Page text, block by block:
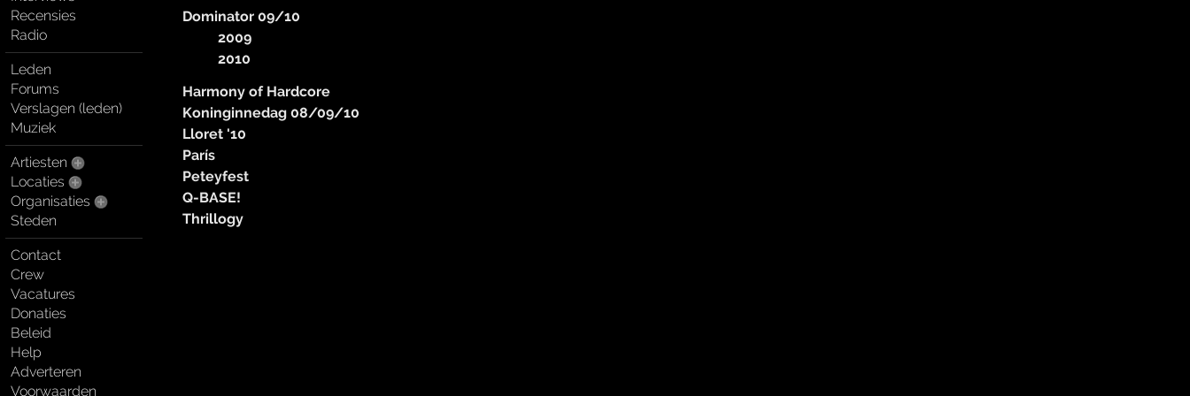
Recensies
Radio
Leden
Forums
Verslagen (leden)
Muziek
Artiesten
Locaties
Organisaties
Steden
Contact
Crew
Vacatures
Donaties
Beleid
Help
Adverteren
Voorwaarden
Dominator 09/10
2009
2010
Harmony of Hardcore
Koninginnedag 08/09/10
Lloret '10
París
Peteyfest
Q-BASE!
Thrillogy